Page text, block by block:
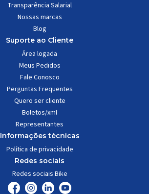
Transparência Salarial
Nossas marcas
Blog
Suporte ao Cliente
Área logada
Meus Pedidos
Fale Conosco
Perguntas Frequentes
Quero ser cliente
Boletos/xml
Representantes
Informações técnicas
Política de privacidade
Redes sociais
Redes sociais Bike